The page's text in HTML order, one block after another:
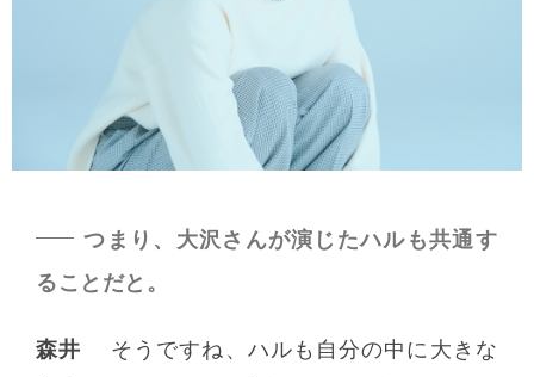
つまり、大沢さんが演じたハルも共通す
ることだと。
森井
そうですね、ハルも自分の中に大きな